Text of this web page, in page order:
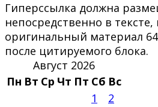
Гиперссылка должна
непосредственно в
оригинальный материал
после цитируемого блока.
Август 2026
Пн Вт Ср Чт Пт Сб Вс
1
2